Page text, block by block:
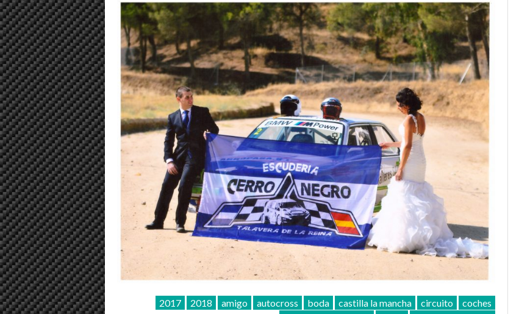
2017 2018 amigo autocross boda castilla la mancha circuito
coches